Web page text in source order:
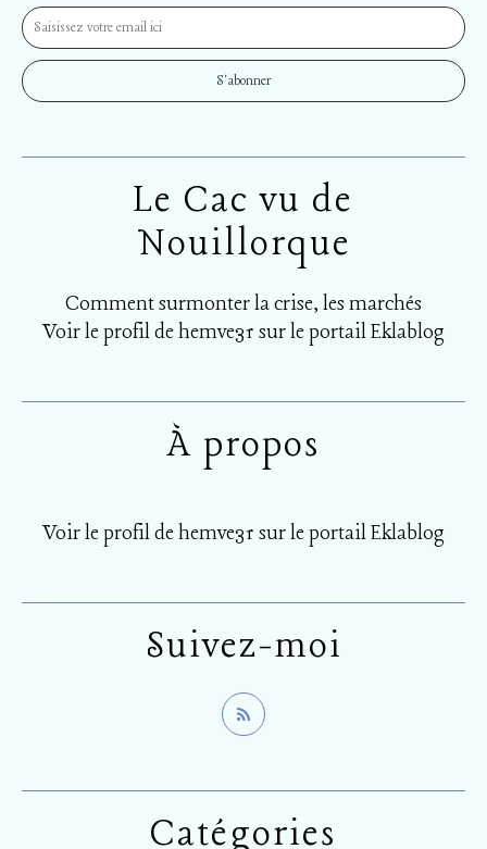
Catégories
Le Cac vu de
Nouillorque
Comment surmonter la crise, les marchés
Voir le profil dehemve31 sur le portail Eklablog
Suivez-moi
À propos
Voir le profil dehemve31 sur le portail Eklablog